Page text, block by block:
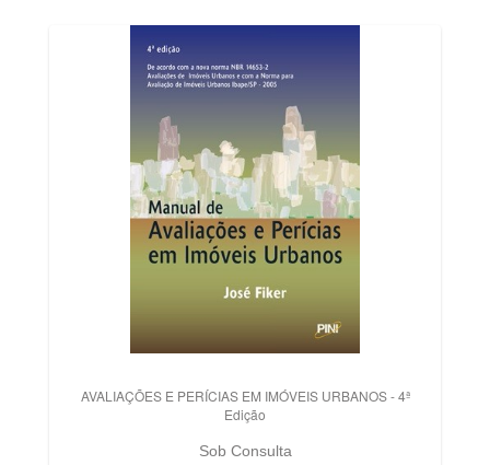
AVALIAÇÕES E PERÍCIAS EM IMÓVEIS URBANOS - 4ª
Edição
Sob Consulta